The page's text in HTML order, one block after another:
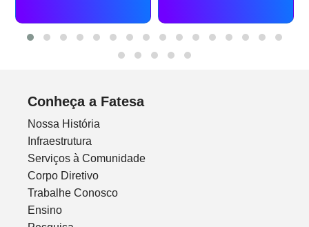
Conheça a Fatesa
Nossa História
Infraestrutura
Serviços à Comunidade
Corpo Diretivo
Trabalhe Conosco
Ensino